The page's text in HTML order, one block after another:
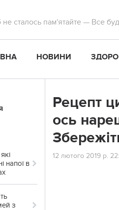
не сталось пам'ятайте — Все
НОВИНИ
напої в
з
Рецепт
ось
12 лютого 2019 р.